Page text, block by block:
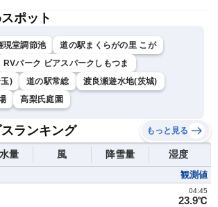
ポット
現堂調節池
道の駅まくらがの里 こが
RVパーク ビアスパークしもつま
)
道の駅常総
渡良瀬遊水地(茨城)
髙梨氏庭園
ランキング もっと見る
量 風 降雪量 湿度
観測値
23.9℃
04:45